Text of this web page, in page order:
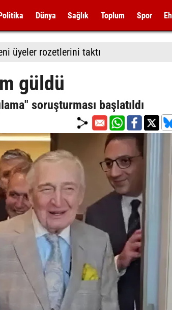
Dünya Sağlık Toplum Spor
üyeler rozetlerini taktı
güldü
soruşturması başlatıldı